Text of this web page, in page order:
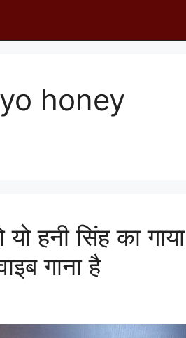
honey
हनी सिंह का गाया
गाना है